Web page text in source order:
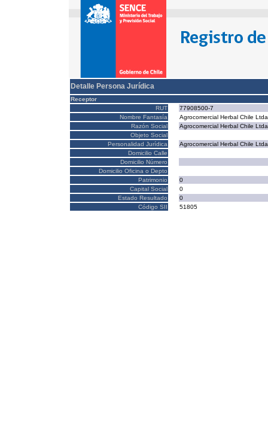
Detalle Persona Jurídica
Receptor
RUT
77908500-7
Nombre Fantasía
Agrocomercial Herbal Chile
Razón Social
Agrocomercial Herbal Chile
Objeto Social
Personalidad Jurídica
Agrocomercial Herbal Chile
Domicilio Calle
Domicilio Número
Domicilio Oficina o Depto
Patrimonio
0
Capital Social
0
Estado Resultado
0
Código SII
51805